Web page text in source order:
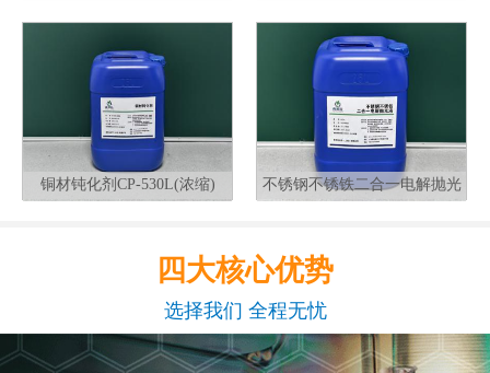
铜材钝化剂CP-530L(浓缩)
不锈钢不锈铁二合一电解抛光
四大核心优势
选择我们 全程无忧